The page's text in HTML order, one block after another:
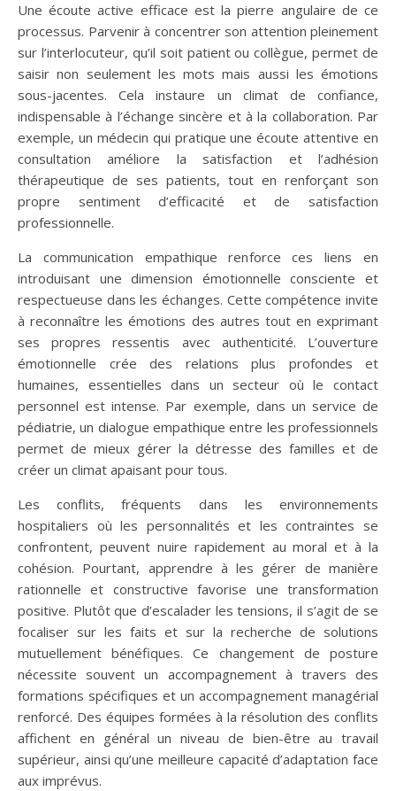
Une écoute active efficace est la pierre angulaire de ce
processus. Parvenir à concentrer son attention pleinement
sur l’interlocuteur, qu’il soit patient ou collègue, permet de
saisir non seulement les mots mais aussi les émotions
sous-jacentes. Cela instaure un climat de confiance,
indispensable à l’échange sincère et à la collaboration. Par
exemple, un médecin qui pratique une écoute attentive en
consultation améliore la satisfaction et l’adhésion
thérapeutique de ses patients, tout en renforçant son
propre sentiment d’efficacité et de satisfaction
professionnelle.
La communication empathique renforce ces liens en
introduisant une dimension émotionnelle consciente et
respectueuse dans les échanges. Cette compétence invite
à reconnaître les émotions des autres tout en exprimant
ses propres ressentis avec authenticité. L’ouverture
émotionnelle crée des relations plus profondes et
humaines, essentielles dans un secteur où le contact
personnel est intense. Par exemple, dans un service de
pédiatrie, un dialogue empathique entre les professionnels
permet de mieux gérer la détresse des familles et de
créer un climat apaisant pour tous.
Les conflits, fréquents dans les environnements
hospitaliers où les personnalités et les contraintes se
confrontent, peuvent nuire rapidement au moral et à la
cohésion. Pourtant, apprendre à les gérer de manière
rationnelle et constructive favorise une transformation
positive. Plutôt que d’escalader les tensions, il s’agit de se
focaliser sur les faits et sur la recherche de solutions
mutuellement bénéfiques. Ce changement de posture
nécessite souvent un accompagnement à travers des
formations spécifiques et un accompagnement managérial
renforcé. Des équipes formées à la résolution des conflits
affichent en général un niveau de bien-être au travail
supérieur, ainsi qu’une meilleure capacité d’adaptation face
aux imprévus.